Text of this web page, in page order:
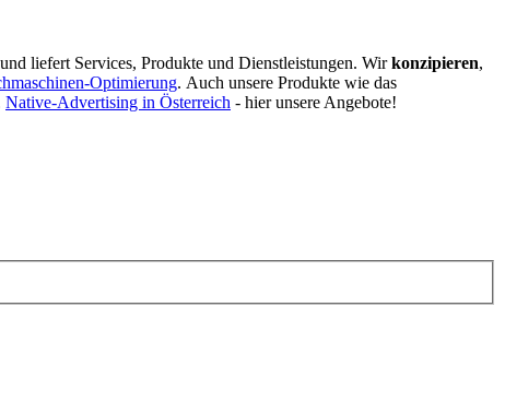
liefert Services, Produkte und Dienstleistungen. Wirkonzipieren,
Optimierung. Auch unsere Produkte wie das
Native-Advertising in Österreich - hier unsere Angebote!